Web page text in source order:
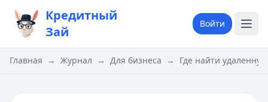
Кредитный
Зай
Войти
Главная → Журнал → Для бизнеса → Где найти